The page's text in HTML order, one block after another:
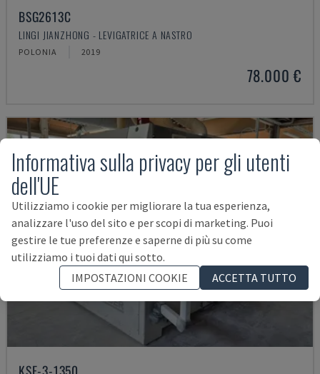
BSG2613C
LINGI JIANZHONG - LEVIGATRICE A NASTRO
POLONIA 2019
78.000 €
Informativa sulla privacy per gli utenti
dell'UE
Utilizziamo i cookie per migliorare la tua esperienza,
analizzare l'uso del sito e per scopi di marketing. Puoi
gestire le tue preferenze e saperne di più su come
utilizziamo i tuoi dati qui sotto.
IMPOSTAZIONI COOKIE
ACCETTA TUTTO